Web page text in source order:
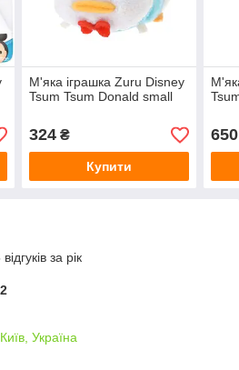
М'яка іграшка Zuru Disney
Tsum Tsum Donald small
324₴
Купити
650
за рік
Україна